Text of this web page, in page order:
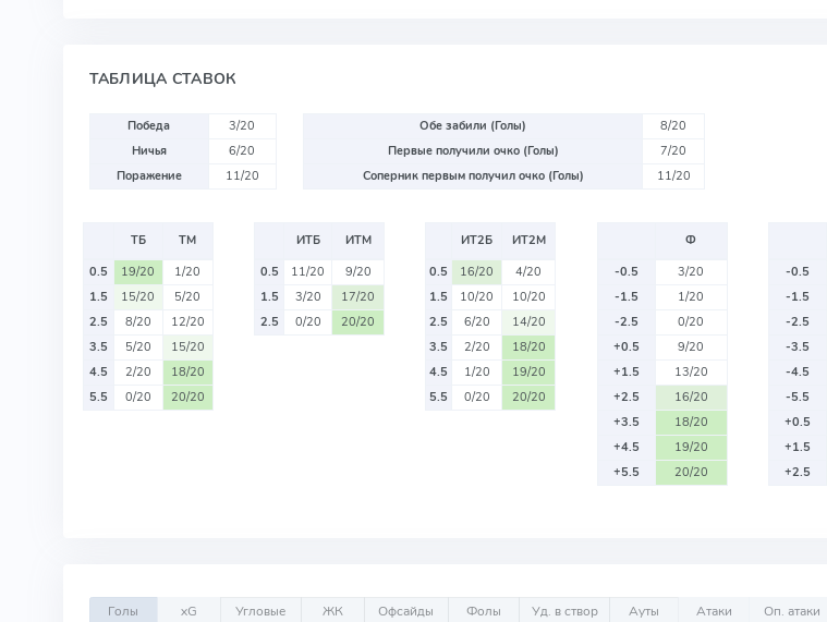
ТАБЛИЦА СТАВОК
Победа
3/20
Ничья
6/20
Поражение
11/20
Обе забили (Голы)
8/20
Первые получили очко (Голы)
7/20
Соперник первым получил очко (Голы)
11/20
ТБ
ТМ
0.5
19/20
1/20
1.5
15/20
5/20
2.5
8/20
12/20
3.5
5/20
15/20
4.5
2/20
18/20
5.5
0/20 20/20
ИТБ
ИТМ
0.5
11/20
9/20
1.5
3/20
17/20
2.5
0/20 20/20
ИТ2Б
ИТ2М
0.5
16/20
4/20
1.5
10/20
10/20
2.5
6/20
14/20
3.5
2/20
18/20
4.5
1/20
19/20
5.5
0/20 20/20
Ф
-0.5
3/20
-1.5
1/20
-2.5
0/20
+0.5
9/20
+1.5
13/20
+2.5
16/20
+3.5
18/20
+4.5
19/20
+5.5
20/20
-0.5
-1.5
-2.5
-3.5
-4.5
-5.5
+0.5
+1.5
+2.5
Голы xG Угловые ЖК Офсайды Фолы Уд. в створ Ауты Атаки Оп. атаки